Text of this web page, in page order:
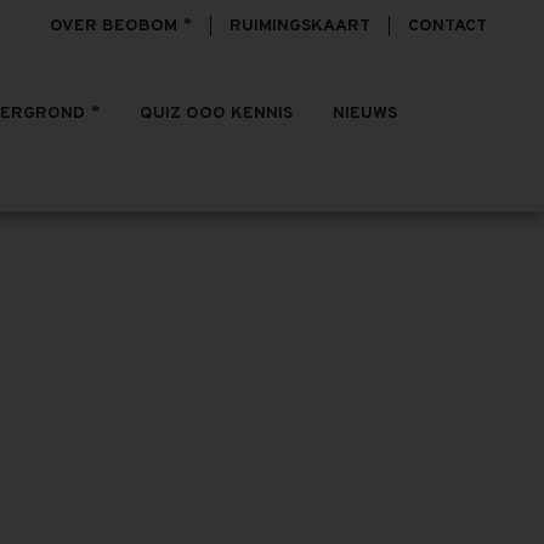
OVER BEOBOM RUIMINGSKAART CONTACT
QUIZ OOO KENNIS NIEUWS